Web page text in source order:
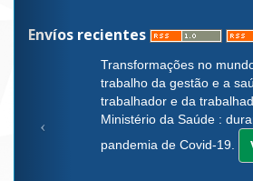
Envíos recientes
Transformações no
trabalho da gestão e a
trabalhador e da
Ministério da Saúde :
pandemia de Covid-19.